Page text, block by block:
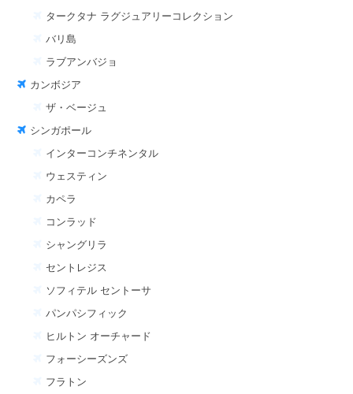
タークタナ ラグジュアリーコレクション
バリ島
ラブアンバジョ
カンボジア
ザ・ベージュ
シンガポール
インターコンチネンタル
ウェスティン
カペラ
コンラッド
シャングリラ
セントレジス
ソフィテル セントーサ
パンパシフィック
ヒルトン オーチャード
フォーシーズンズ
フラトン